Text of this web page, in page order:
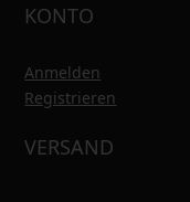
KONTO
Anmelden
Registrieren
VERSAND